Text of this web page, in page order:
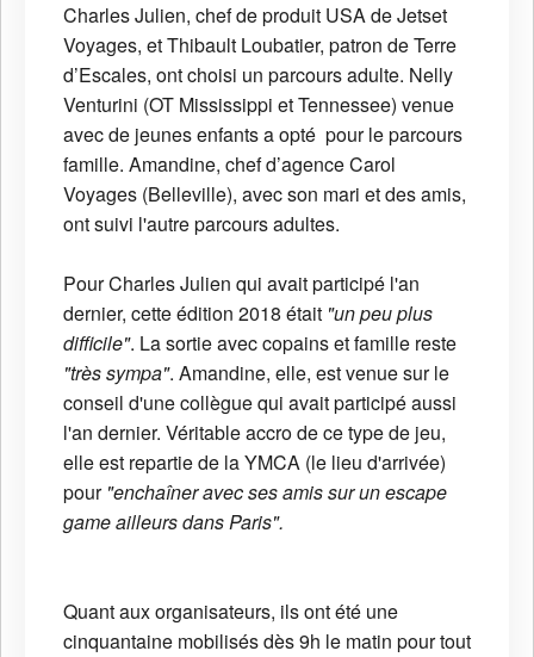
Charles Julien, chef de produit USA de Jetset
Voyages, et Thibault Loubatier, patron de Terre
d’Escales, ont choisi un parcours adulte. Nelly
Venturini (OT Mississippi et Tennessee) venue
avec de jeunes enfants a opté pour le parcours
famille. Amandine, chef d’agence Carol
Voyages (Belleville), avec son mari et des amis,
ont suivi l'autre parcours adultes.
Pour Charles Julien qui avait participé l'an
dernier, cette édition 2018 était "un peu plus
difficile". La sortie avec copains et famille reste
"très sympa". Amandine, elle, est venue sur le
conseil d'une collègue qui avait participé aussi
l'an dernier. Véritable accro de ce type de jeu,
elle est repartie de la YMCA (le lieu d'arrivée)
pour "enchaîner avec ses amis sur un escape
game ailleurs dans Paris".
Quant aux organisateurs, ils ont été une
cinquantaine mobilisés dès 9h le matin pour tout